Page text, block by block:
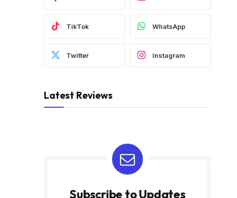
TikTok WhatsApp
Twitter Instagram
Latest Reviews
Subscribe to Updates